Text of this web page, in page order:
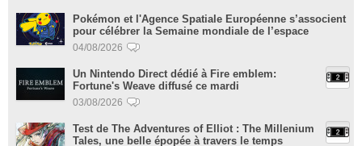
Pokémon et l'Agence Spatiale Européenne s’associent
pour célébrer la Semaine mondiale de l’espace
04/08/2026
Un Nintendo Direct dédié à Fire emblem:
Fortune's Weave diffusé ce mardi
03/08/2026
Test de The Adventures of Elliot : The Millenium
Tales, une belle épopée à travers le temps